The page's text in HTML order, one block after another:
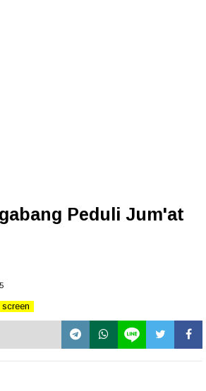
Peduli Jum'at
screen